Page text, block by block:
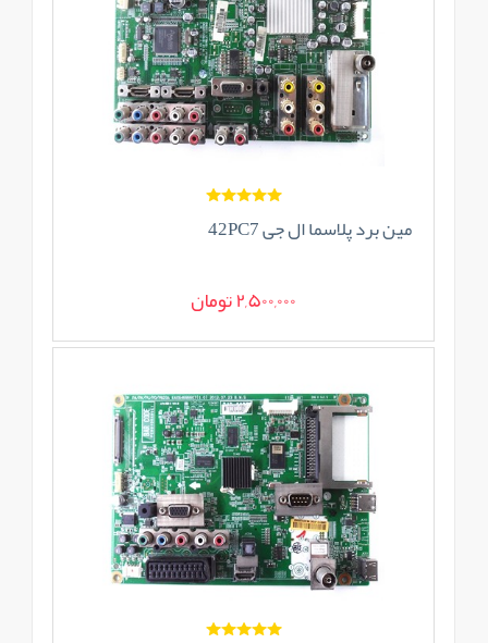
مین برد پلاسما ال جی 42PC7
2,500,000 تومان